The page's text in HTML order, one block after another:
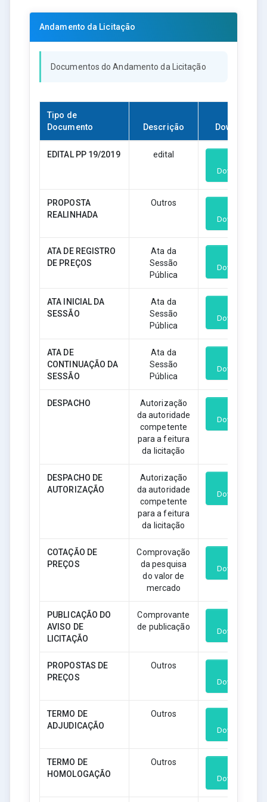
Andamento da Licitação
Documentos do Andamento da Licitação
Tipo de
Documento
Descrição Download
EDITAL PP 19/2019 edital
Download
PROPOSTA
REALINHADA
Outros
Download
ATA DE REGISTRO
DE PREÇOS
Ata da
Sessão
Pública
Download
ATA INICIAL DA
SESSÃO
Ata da
Sessão
Pública
Download
ATA DE
CONTINUAÇÃO DA
SESSÃO
Ata da
Sessão
Pública
Download
DESPACHO
Autorização
da autoridade
competente
para a feitura
da licitação
Download
DESPACHO DE
AUTORIZAÇÃO
Autorização
da autoridade
competente
para a feitura
da licitação
Download
COTAÇÃO DE
PREÇOS
Comprovação
da pesquisa
do valor de
mercado
Download
PUBLICAÇÃO DO
AVISO DE
LICITAÇÃO
Comprovante
de publicação
Download
PROPOSTAS DE
PREÇOS
Outros
Download
TERMO DE
ADJUDICAÇÃO
Outros
Download
TERMO DE
HOMOLOGAÇÃO
Outros
Download